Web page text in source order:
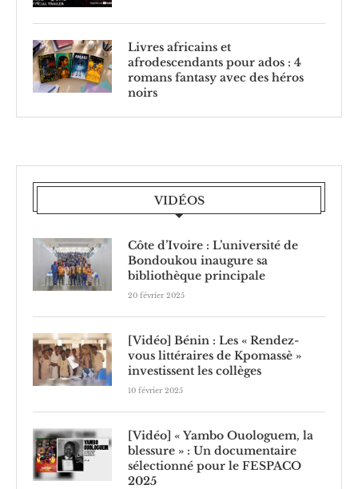
Livres africains et
afrodescendants pour ados : 4
romans fantasy avec des héros
noirs
VIDÉOS
Côte d’Ivoire : L’université de
Bondoukou inaugure sa
bibliothèque principale
20 février 2025
[Vidéo] Bénin : Les « Rendez-
vous littéraires de Kpomassè »
investissent les collèges
10 février 2025
[Vidéo] « Yambo Ouologuem, la
blessure » : Un documentaire
sélectionné pour le FESPACO
2025